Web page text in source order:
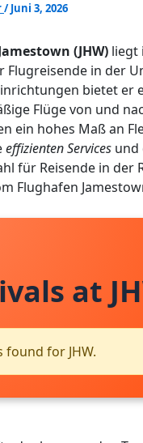
/Juni 3, 2026
(JHW) liegt
Flugreisende in der
bietet er
Flüge von und
ein hohes Maß an
effizienten Services und
für Reisende in der
Flughafen
at
found for JHW.